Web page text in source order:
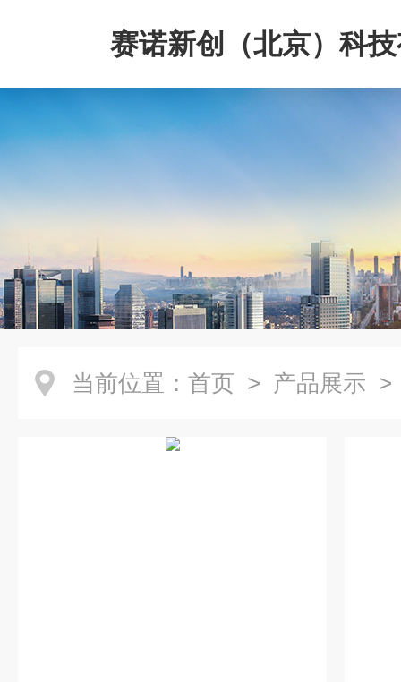
赛诺新创（北京）科
司
当前位置： 首页 > 产品展示